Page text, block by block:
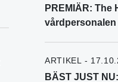
PREMIÄR:
vårdpersonalen
ARTIKEL -
BÄST JUST